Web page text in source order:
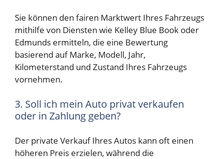
Sie können den fairen Marktwert Ihres Fahrzeugs
mithilfe von Diensten wie Kelley Blue Book oder
Edmunds ermitteln, die eine Bewertung
basierend auf Marke, Modell, Jahr,
Kilometerstand und Zustand Ihres Fahrzeugs
vornehmen.
3. Soll ich mein Auto privat verkaufen
oder in Zahlung geben?
Der private Verkauf Ihres Autos kann oft einen
höheren Preis erzielen, während die